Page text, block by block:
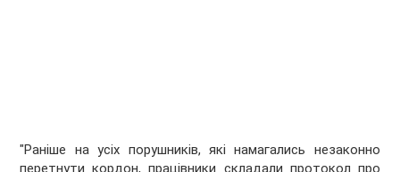
"Раніше на усіх порушників, які намагались незаконно
перетнути кордон, працівники складали протокол про